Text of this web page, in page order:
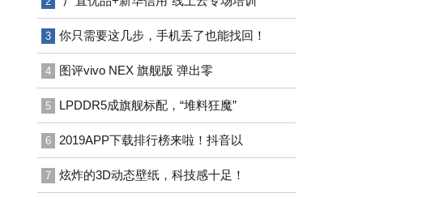
3 你只需要这几步，手机丢了也能找回！
4 图评vivo NEX 旗舰版 弹出零
5 LPDDR5成旗舰标配，“堆料狂魔”
6 2019APP下载排行榜来啦！抖音以
7 炫炸的3D动态壁纸，科技感十足！